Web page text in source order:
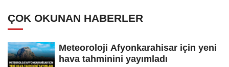
ÇOK OKUNAN HABERLER
Meteoroloji Afyonkarahisar için yeni
hava tahminini yayımladı